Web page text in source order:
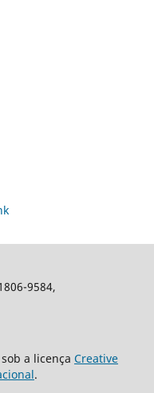
9584,
a licença Creative
.